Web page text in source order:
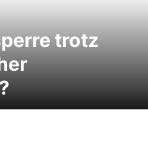
trotz